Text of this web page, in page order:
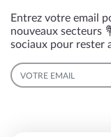
Entrez votre email
nouveaux secteurs
sociaux pour rester
EMAIL